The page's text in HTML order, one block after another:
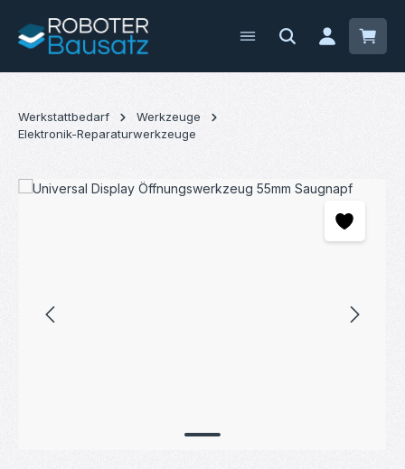
Zum Hauptinhalt springen
Werkstattbedarf
Werkzeuge
Elektronik-Reparaturwerkzeuge
Bildergalerie überspringen